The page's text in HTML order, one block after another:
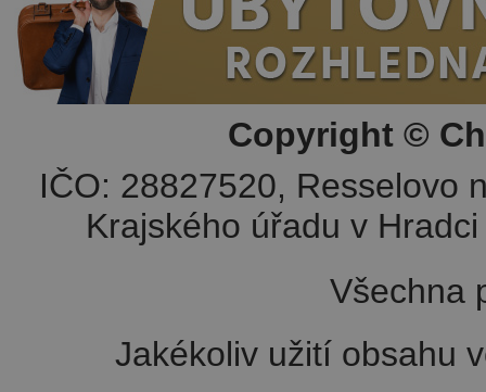
Copyright ©
IČO: 28827520, Resselovo
Krajského úřadu v
Všechna
Jakékoliv užití obsahu